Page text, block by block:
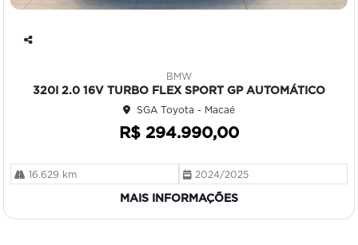
art
ilh
BMW
320I 2.0 16V TURBO FLEX SPORT GP AUTOMÁTICO
SGA Toyota - Macaé
R$ 294.990,00
16.629 km 2024/2025
MAIS INFORMAÇÕES